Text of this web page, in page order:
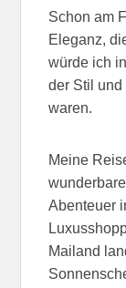
Schon am
Eleganz,
würde ich
der Stil
waren.
Meine
Abenteuer
Mailand